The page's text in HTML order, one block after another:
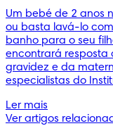
Um bebé de 2 anos
ou basta lavá-lo
banho para o seu
encontrará resposta
gravidez e da
especialistas do
Ler mais
Ver artigos